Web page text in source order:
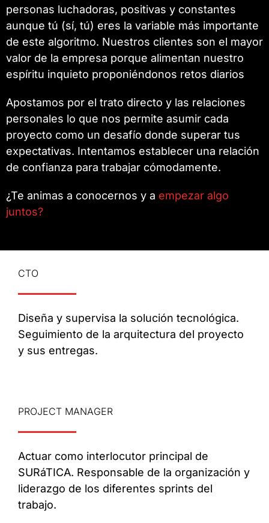
personas luchadoras, positivas y constantes
aunque tú (sí, tú) eres la variable más importante
de este algoritmo. Nuestros clientes son el mayor
valor de la empresa porque alimentan nuestro
espíritu inquieto proponiéndonos retos diarios
Apostamos por el trato directo y las relaciones
personales lo que nos permite asumir cada
proyecto como un desafío donde superar tus
expectativas. Intentamos establecer una relación
de confianza para trabajar cómodamente.
¿Te animas a conocernos y a empezar algo
juntos?
CTO
Diseña y supervisa la solución tecnológica.
Seguimiento de la arquitectura del proyecto
y sus entregas.
PROJECT MANAGER
Actuar como interlocutor principal de
SURáTICA. Responsable de la organización y
liderazgo de los diferentes sprints del
trabajo.